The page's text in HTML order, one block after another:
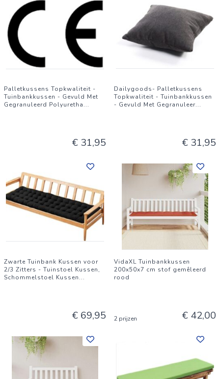
Palletkussens Topkwaliteit -
Tuinbankkussen - Gevuld Met
Gegranuleerd Polyuretha...
€ 31,95
Dailygoods- Palletkussens
Topkwaliteit - Tuinbankkussen
- Gevuld Met Gegranuleer...
€ 31,95
Zwarte Tuinbank Kussen voor
2/3 Zitters - Tuinstoel Kussen,
Schommelstoel Kussen...
€ 69,95
VidaXL Tuinbankkussen
200x50x7 cm stof gemêleerd
rood
2 prijzen € 42,00